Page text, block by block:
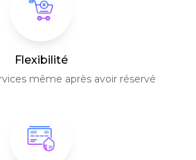
Flexibilité
même après avoir réservé